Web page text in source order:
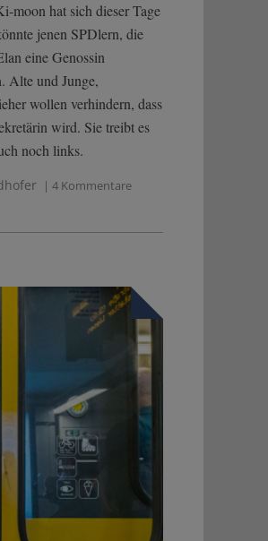
moon hat sich dieser Tage
jenen SPDlern, die
eine Genossin
Alte und Junge,
wollen verhindern, dass
wird. Sie treibt es
noch links.
| 4 Kommentare